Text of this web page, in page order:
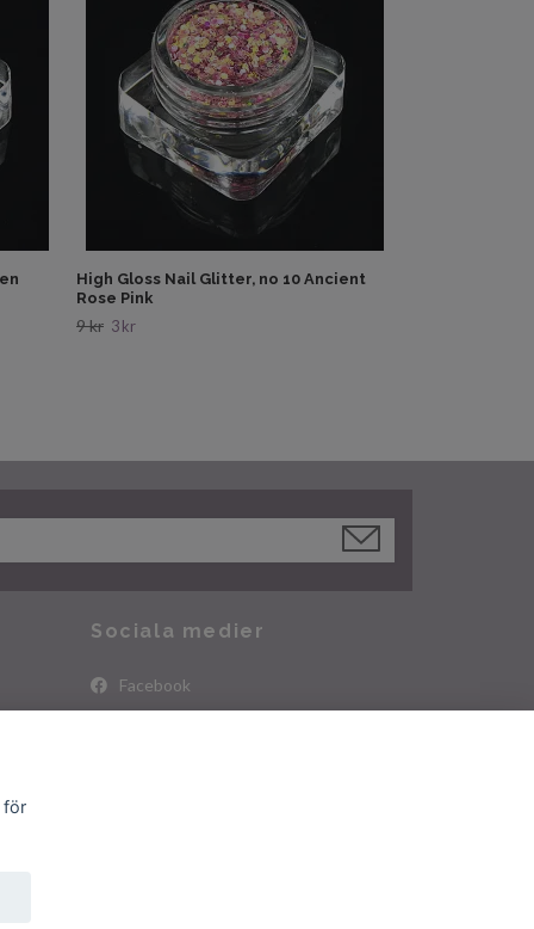
High Gloss Nail Glitter, no 10 Ancient
Rose Pink
9 kr 3 kr
Sociala medier
Facebook
för